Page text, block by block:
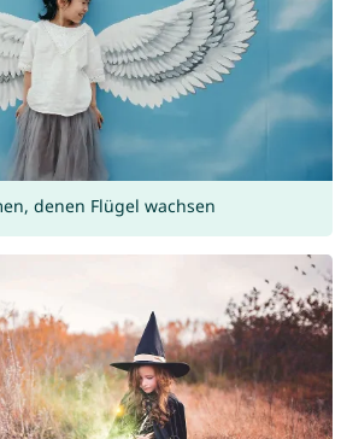
denen Flügel wachsen